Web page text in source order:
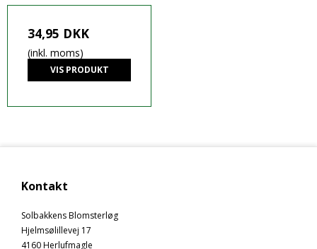
34,95 DKK
(inkl. moms)
VIS PRODUKT
Kontakt
Solbakkens Blomsterløg
Hjelmsølillevej 17
4160 Herlufmagle